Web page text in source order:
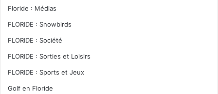
Floride : Médias
FLORIDE : Snowbirds
FLORIDE : Société
FLORIDE : Sorties et Loisirs
FLORIDE : Sports et Jeux
Golf en Floride